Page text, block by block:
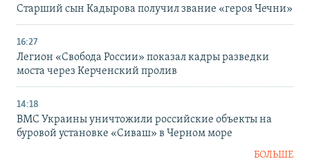
Старший сын Кадырова получил звание «героя Чечни»
16:27
Легион «Свобода России» показал кадры разведки
моста через Керченский пролив
14:18
ВМС Украины уничтожили российские объекты на
буровой установке «Сиваш» в Черном море
БОЛЬШЕ